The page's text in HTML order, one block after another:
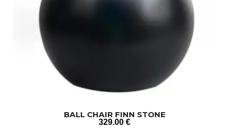
BALL CHAIR FINN STONE
329.00 €